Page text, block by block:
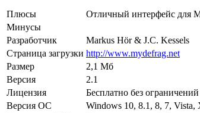
Плюсы
Отличный интерфейс для
Минусы
Разработчик
Markus Hör & J.C. Kessels
Страница загрузки http://www.mydefrag.net
Размер
2,1 Мб
Версия
2.1
Лицензия
Бесплатно без ограничений
Версия ОС
Windows 10, 8.1, 8, 7, Vista,